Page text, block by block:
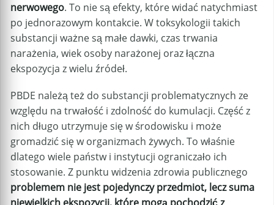
nerwowego. To nie są efekty, które widać natychmiast
po jednorazowym kontakcie. W toksykologii takich
substancji ważne są małe dawki, czas trwania
narażenia, wiek osoby narażonej oraz łączna
ekspozycja z wielu źródeł.
PBDE należą też do substancji problematycznych ze
względu na trwałość i zdolność do kumulacji. Część z
nich długo utrzymuje się w środowisku i może
gromadzić się w organizmach żywych. To właśnie
dlatego wiele państw i instytucji ograniczało ich
stosowanie. Z punktu widzenia zdrowia publicznego
problemem nie jest pojedynczy przedmiot, lecz suma